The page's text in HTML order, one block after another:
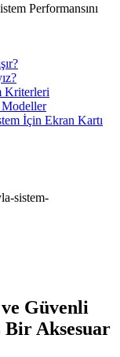
Performansını
Kriterleri
Modeller
İçin Ekran Kartı
sistem-
Güvenli
Bir Aksesuar